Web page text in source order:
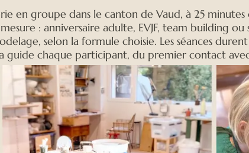
en groupe dans le canton de Vaud, à 25 minutes
: anniversaire adulte, EVJF, team building
selon la formule choisie. Les séances
guide chaque participant, du premier contact